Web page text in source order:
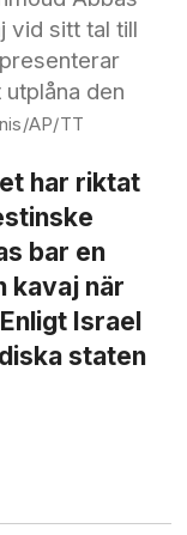
vid sitt tal till
den
AP/TT
har riktat
bar en
kavaj när
Israel
staten